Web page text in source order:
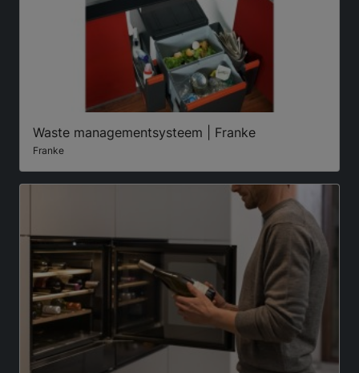
Waste managementsysteem | Franke
Franke